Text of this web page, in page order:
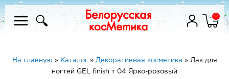
0
На главную» Каталог» Декоративная косметика » Лак для
ногтей GEL finish т 04 Ярко-розовый